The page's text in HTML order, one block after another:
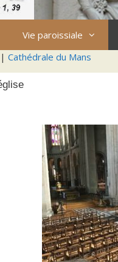
Vie paroissiale
Cathédrale du Mans